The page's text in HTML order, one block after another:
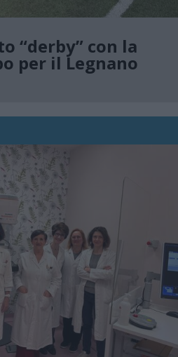
“derby” con la
per il Legnano